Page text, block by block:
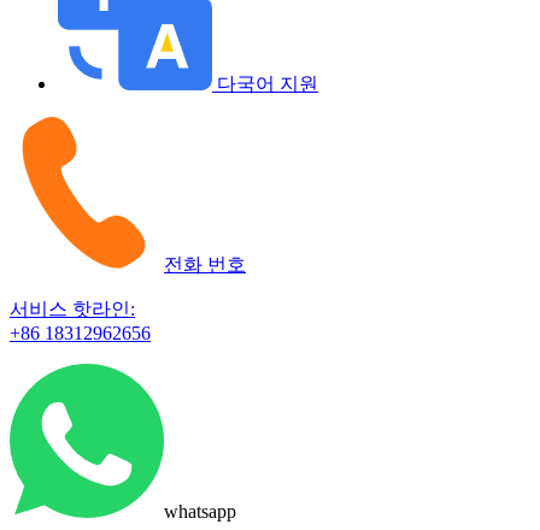
다국어 지원
전화 번호
서비스 핫라인:
+86 18312962656
whatsapp